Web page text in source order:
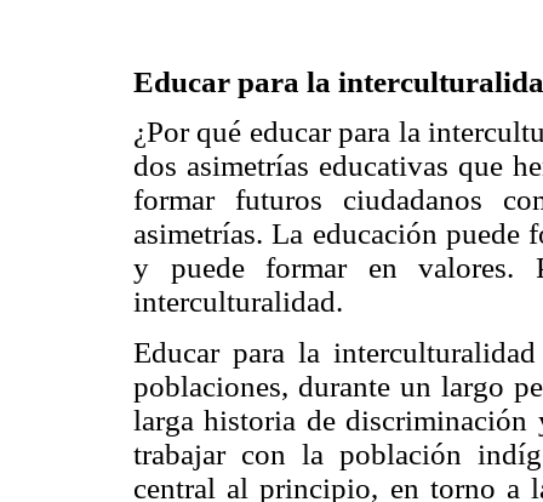
Educar para la
¿Por qué educar para la
dos asimetrías educativas que
formar futuros ciudadanos
asimetrías. La educación puede
y puede formar en valores.
interculturalidad.
Educar para la
poblaciones, durante un largo
larga historia de
trabajar con la población
central al principio, en torno a